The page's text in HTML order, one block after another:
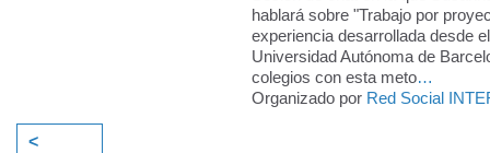
hablará sobre "Trabajo por
experiencia desarrollada desde
Universidad Autónoma de
colegios con esta meto…
Organizado por Red Social
<